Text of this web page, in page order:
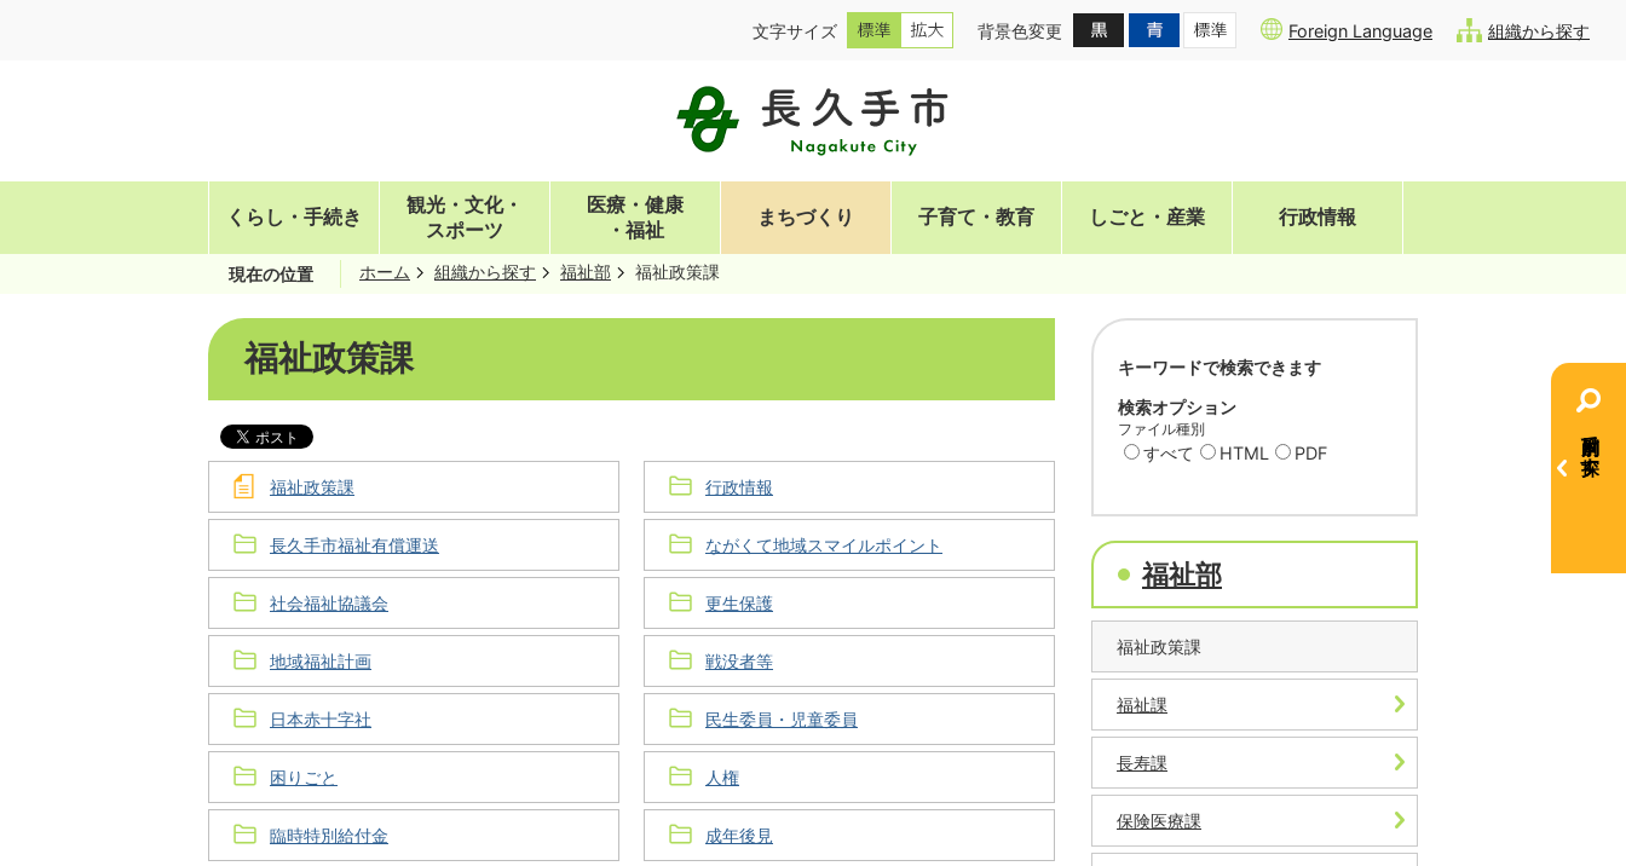
文字サイズ 背景色変更 Foreign Language 組織から探す
くらし・手続き
観光・文化・
スポーツ
医療・健康
・福祉
まちづくり 子育て・教育 しごと・産業 行政情報
目的別で探す
現在の位置 ホーム 組織から探す 福祉部 福祉政策課
福祉政策課
福祉政策課 行政情報
長久手市福祉有償運送 ながくて地域スマイルポイント
社会福祉協議会 更生保護
地域福祉計画 戦没者等
日本赤十字社 民生委員・児童委員
困りごと 人権
臨時特別給付金 成年後見
キーワードで検索できます
検索オプション
ファイル種別
すべて HTML PDF
福祉部
福祉政策課
福祉課
長寿課
保険医療課